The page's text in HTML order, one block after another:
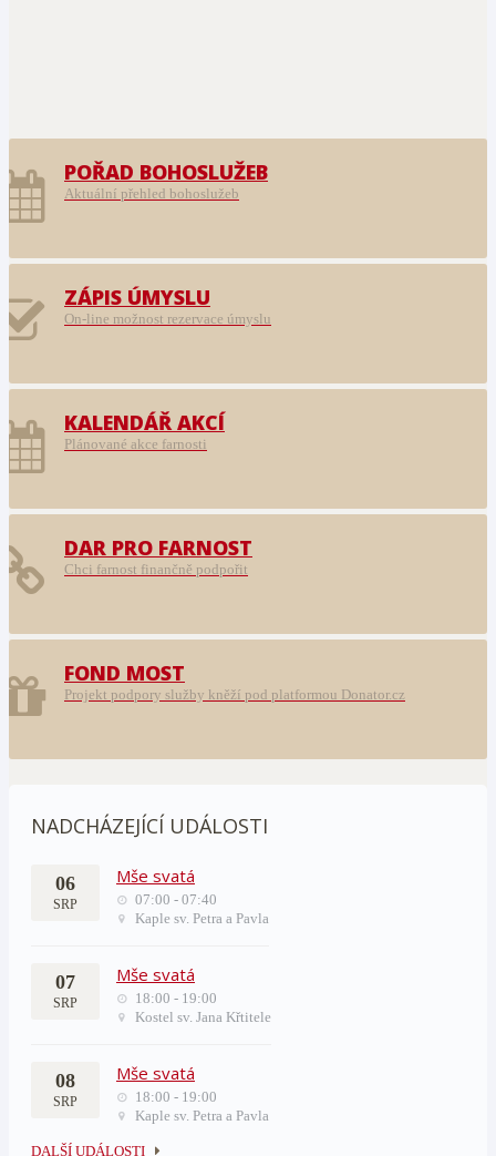
POŘAD BOHOSLUŽEB
Aktuální přehled bohoslužeb
ZÁPIS ÚMYSLU
On-line možnost rezervace úmyslu
KALENDÁŘ AKCÍ
Plánované akce farnosti
DAR PRO FARNOST
Chci farnost finančně podpořit
FOND MOST
Projekt podpory služby kněží pod platformou Donator.cz
NADCHÁZEJÍCÍ UDÁLOSTI
06
SRP
Mše svatá
07:00 - 07:40
Kaple sv. Petra a Pavla
07
SRP
Mše svatá
18:00 - 19:00
Kostel sv. Jana Křtitele
08
SRP
Mše svatá
18:00 - 19:00
Kaple sv. Petra a Pavla
DALŠÍ UDÁLOSTI